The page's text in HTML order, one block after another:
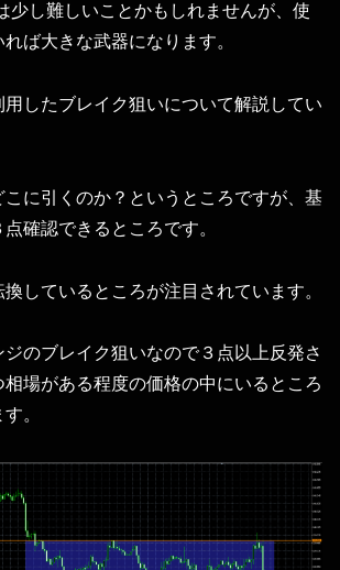
少し難しいことかもしれませんが、使
ば大きな武器になります。
したブレイク狙いについて解説してい
こに引くのか？というところですが、基
確認できるところです。
しているところが注目されています。
のブレイク狙いなので３点以上反発さ
場がある程度の価格の中にいるところ
。